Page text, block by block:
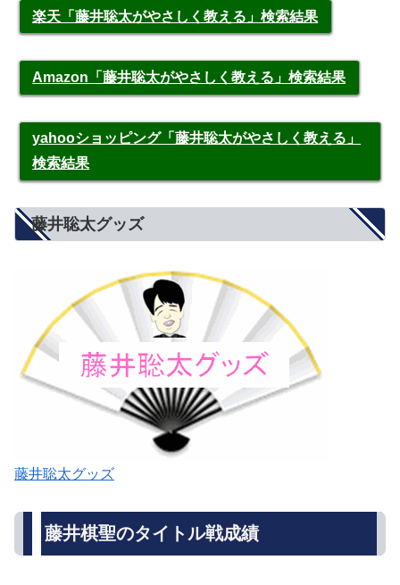
楽天「藤井聡太がやさしく教える」検索結果
Amazon「藤井聡太がやさしく教える」検索結果
yahooショッピング「藤井聡太がやさしく教える」
検索結果
藤井聡太グッズ
藤井聡太グッズ
藤井棋聖のタイトル戦成績